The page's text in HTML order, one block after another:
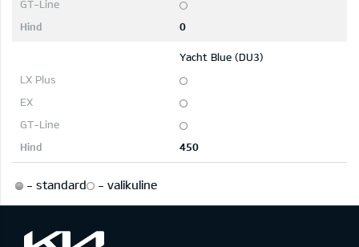
0
Yacht Blue (DU3)
450
- standard - valikuline